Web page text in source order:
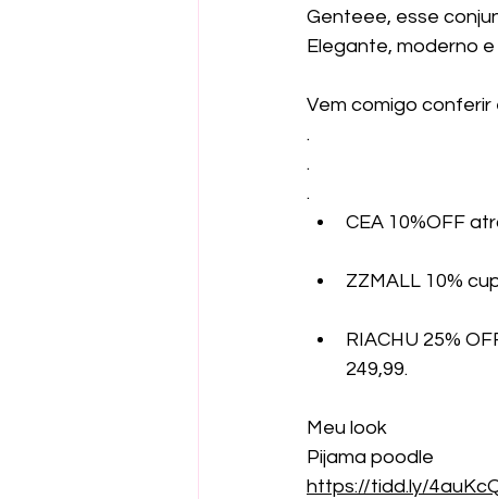
Genteee, esse
Elegante, moderno
Vem comigo conferir
.
.
.
CEA 10%OFF
ZZMALL 10%
RIACHU 25%
249,99.
Meu look
Pijama poodle
https://tidd.ly/